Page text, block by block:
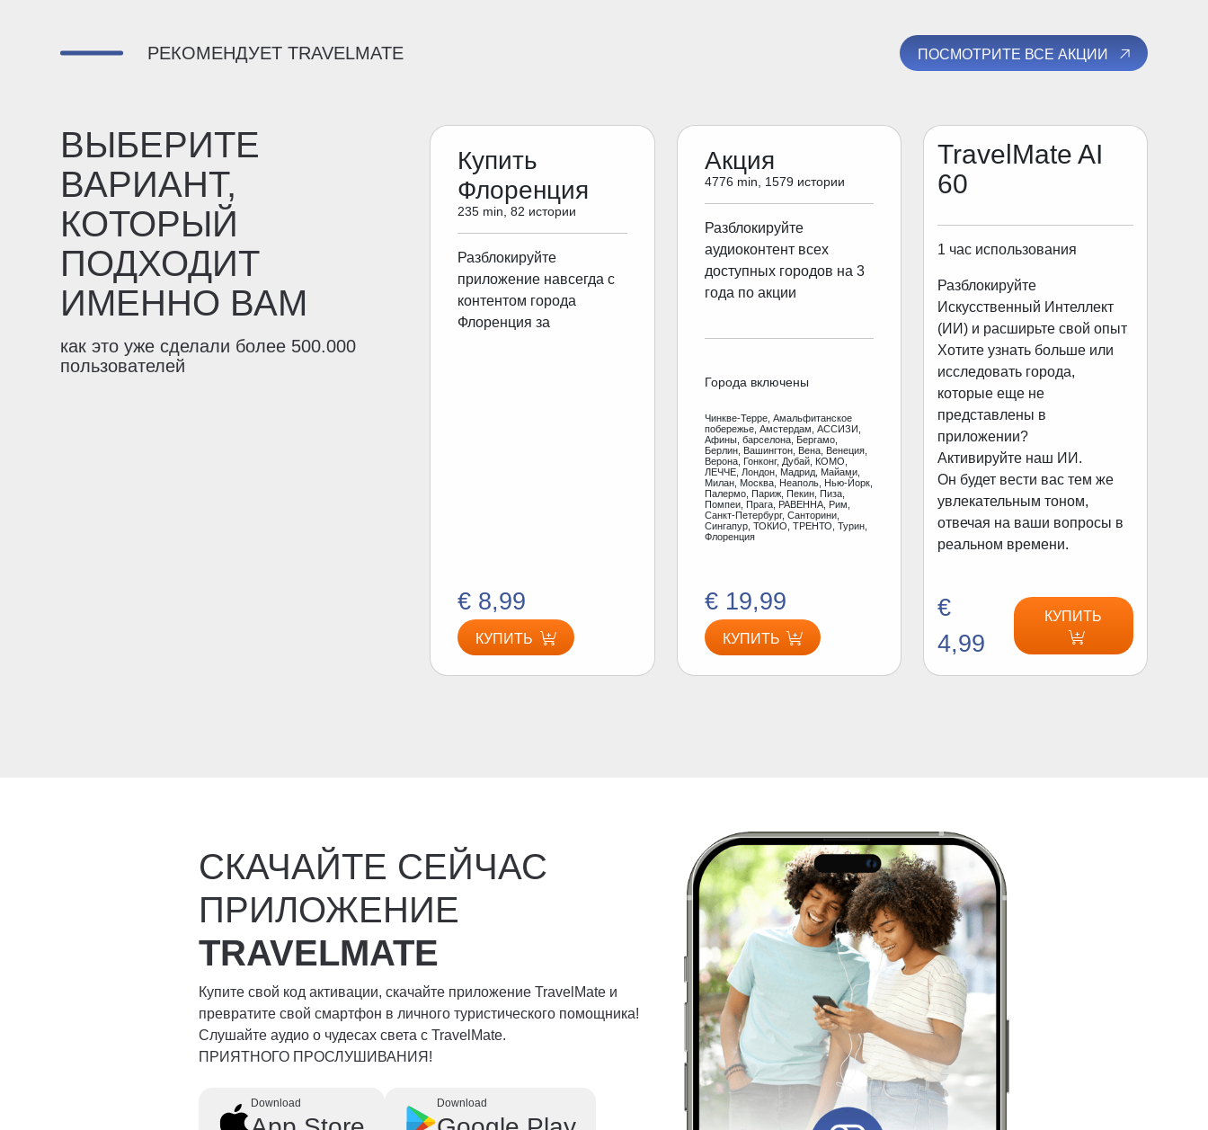
РЕКОМЕНДУЕТ TRAVELMATE ПОСМОТРИТЕ ВСЕ АКЦИИ
ВЫБЕРИТЕ
ВАРИАНТ,
КОТОРЫЙ
ПОДХОДИТ
ИМЕННО ВАМ
как это уже сделали более 500.000
пользователей
Купить
Флоренция
235 min, 82 истории
Разблокируйте
приложение навсегда с
контентом города
Флоренция за
€ 8,99
КУПИТЬ
Акция
4776 min, 1579 истории
Разблокируйте
аудиоконтент всех
доступных городов на 3
года по акции
Города включены
Чинкве-Терре, Амальфитанское
побережье, Амстердам, АССИЗИ,
Афины, барселона, Бергамо,
Берлин, Вашингтон, Вена, Венеция,
Верона, Гонконг, Дубай, КОМО,
ЛЕЧЧЕ, Лондон, Мадрид, Майами,
Милан, Москва, Неаполь, Нью-Йорк,
Палермо, Париж, Пекин, Пиза,
Помпеи, Прага, РАВЕННА, Рим,
Санкт-Петербург, Санторини,
Сингапур, ТОКИО, ТРЕНТО, Турин,
Флоренция
€ 19,99
КУПИТЬ
TravelMate AI
60
1 час использования
Разблокируйте
Искусственный Интеллект
(ИИ) и расширьте свой опыт
Хотите узнать больше или
исследовать города,
которые еще не
представлены в
приложении?
Активируйте наш ИИ.
Он будет вести вас тем же
увлекательным тоном,
отвечая на ваши вопросы в
реальном времени.
€
4,99
КУПИТЬ
СКАЧАЙТЕ СЕЙЧАС
ПРИЛОЖЕНИЕ
TRAVELMATE
Купите свой код активации, скачайте приложение TravelMate и
превратите свой смартфон в личного туристического помощника!
Слушайте аудио о чудесах света с TravelMate.
ПРИЯТНОГО ПРОСЛУШИВАНИЯ!
Download Download